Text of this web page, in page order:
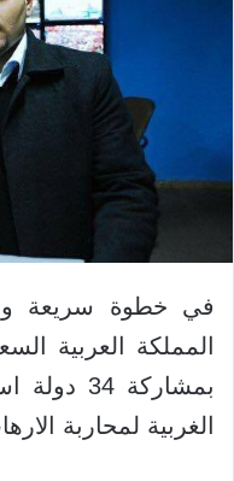
في خطوة سريعة
المملكة العربية
بمشاركة
الغربية لمحاربة